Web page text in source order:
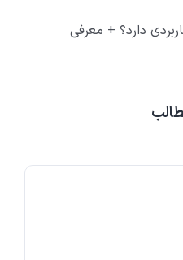
دارد؟ + معرفی